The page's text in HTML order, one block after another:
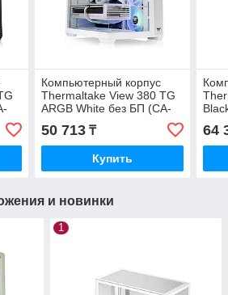
Компьютерный корпус
Thermaltake View 380 TG
ARGB White без БП (CA-
1Z2-00M6WN-00)
50 713₸
Купить
64
и новинки
1